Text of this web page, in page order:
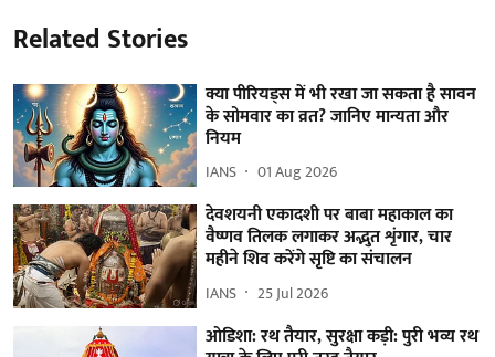
Related Stories
क्या पीरियड्स में भी रखा जा सकता है सावन
के सोमवार का व्रत? जानिए मान्यता और
नियम
IANS 01 Aug 2026
देवशयनी एकादशी पर बाबा महाकाल का
वैष्णव तिलक लगाकर अद्भुत शृंगार, चार
महीने शिव करेंगे सृष्टि का संचालन
IANS 25 Jul 2026
ओडिशा: रथ तैयार, सुरक्षा कड़ी: पुरी भव्य रथ